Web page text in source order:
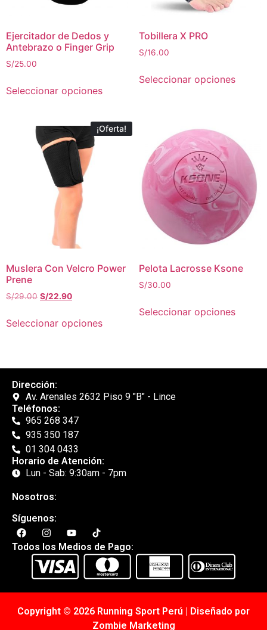
Ejercitador de Dedos y
Antebrazo o Finger Grip
S/25.00
Seleccionar opciones
Tobillera X PRO
S/16.00
Seleccionar opciones
¡Oferta!
Muslera Con Velcro Power
Prene
S/29.00 S/22.90
Seleccionar opciones
Pelota Lacrosse Ksone
S/30.00
Seleccionar opciones
Dirección:
Av. Arenales 2632 Piso 9 "B" - Lince
Teléfonos:
965 268 347
935 350 187
01 304 0433
Horario de Atención:
Lun - Sab: 9:30am - 7pm
Nosotros:
Síguenos:
Todos los Medios de Pago:
Copyright © 2026 Running Sport Perú | Diseñado por
Zombie Marketing